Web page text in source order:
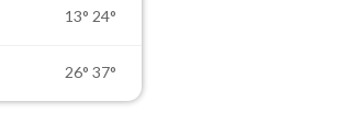
13° 24°
26° 37°